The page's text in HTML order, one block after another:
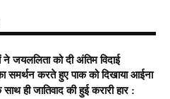
जयललिता को दी अंतिम विदाई
समर्थन करते हुए पाक को दिखाया आईना
ही जातिवाद की हुई करारी हार :